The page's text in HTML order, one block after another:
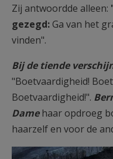
Zij antwoordde alleen:
gezegd: Ga van het
vinden".
Bij de tiende
"Boetvaardigheid!
Boetvaardigheid!".
Damehaar opdroeg
haarzelf en voor de